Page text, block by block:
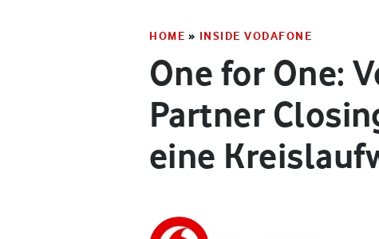
HOME » INSIDE VODAFONE
One for One:
Partner
eine